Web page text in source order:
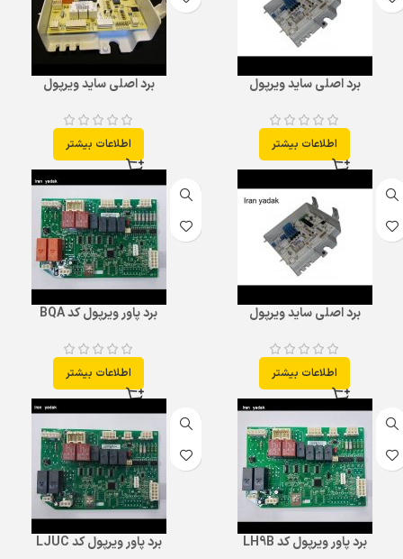
برد اصلی ساید ویرپول
اطلاعات بیشتر
برد اصلی ساید ویرپول
اطلاعات بیشتر
برد اصلی ساید ویرپول
اطلاعات بیشتر
برد پاور ویرپول کد BQA
اطلاعات بیشتر
برد پاور ویرپول کد LH9B برد پاور ویرپول کد LJUC